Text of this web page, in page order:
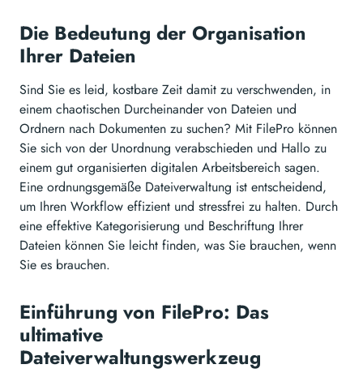
Die Bedeutung der Organisation
Ihrer Dateien
Sind Sie es leid, kostbare Zeit damit zu verschwenden, in
einem chaotischen Durcheinander von Dateien und
Ordnern nach Dokumenten zu suchen? Mit FilePro können
Sie sich von der Unordnung verabschieden und Hallo zu
einem gut organisierten digitalen Arbeitsbereich sagen.
Eine ordnungsgemäße Dateiverwaltung ist entscheidend,
um Ihren Workflow effizient und stressfrei zu halten. Durch
eine effektive Kategorisierung und Beschriftung Ihrer
Dateien können Sie leicht finden, was Sie brauchen, wenn
Sie es brauchen.
Einführung von FilePro: Das
ultimative
Dateiverwaltungswerkzeug